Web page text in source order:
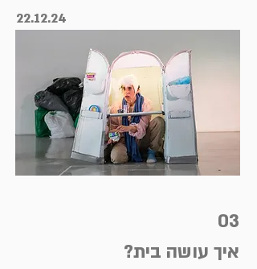
22.12.24
03
איך עושה בית?